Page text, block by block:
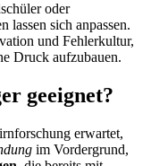
oder
lassen sich anpassen.
und Fehlerkultur,
Druck aufzubauen.
geeignet?
erwartet,
im Vordergrund,